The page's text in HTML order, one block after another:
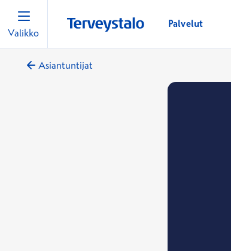
Valikko
Palvelut
Asiantuntijat